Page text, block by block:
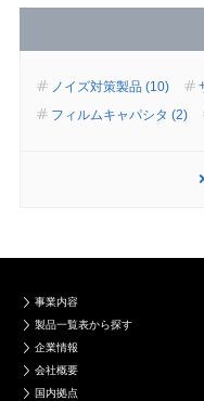
ノイズ対策製品 (10)
フィルムキャパシタ (2)
事業内容
製品一覧表から探す
企業情報
会社概要
国内拠点